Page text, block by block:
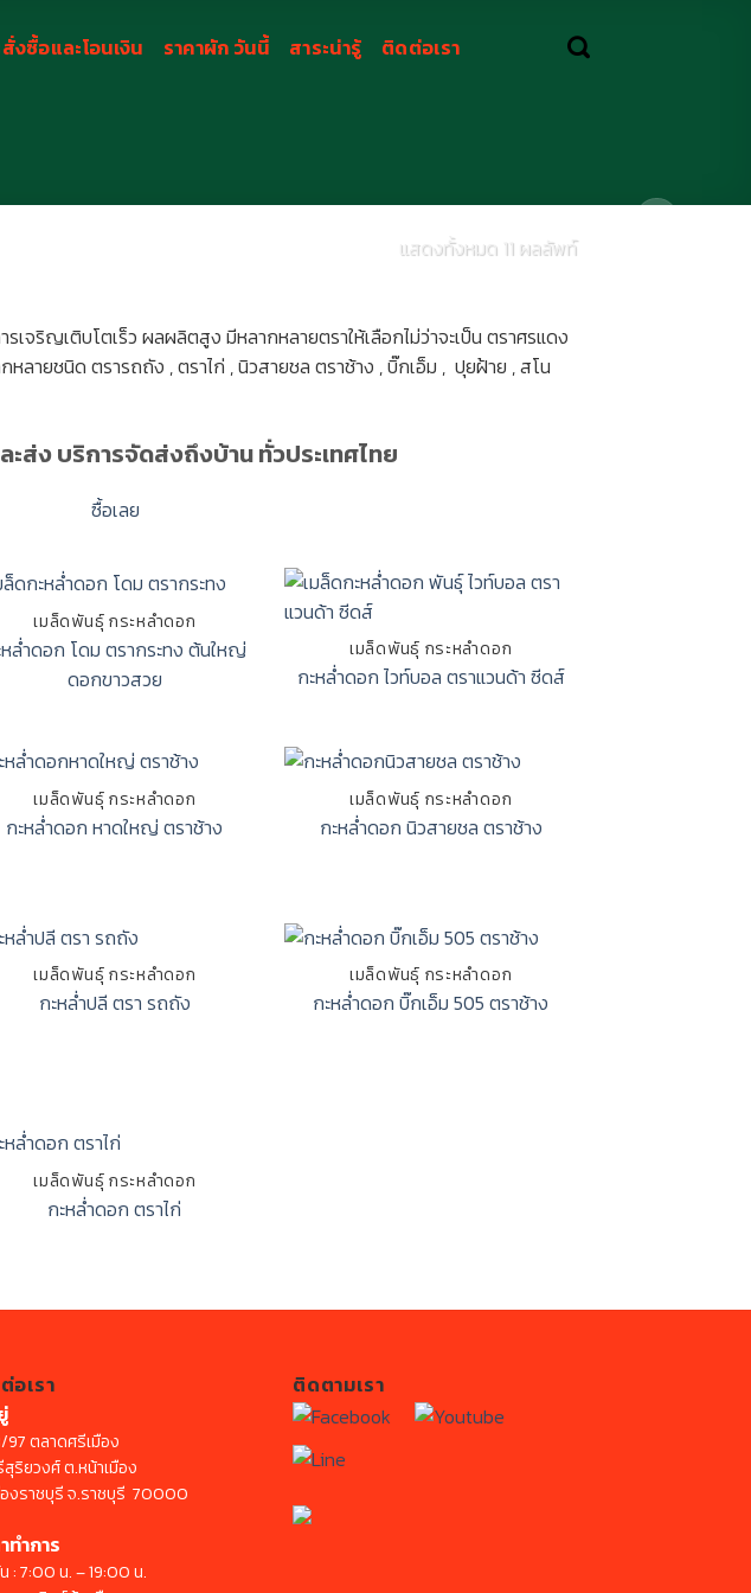
งซื้อและโอนเงิน ราคาผัก วันนี้ สาระน่ารู้ ติดต่อเรา
แสดงทั้งหมด 11 ผลลัพท์
ริญเติบโตเร็ว ผลผลิตสูง มีหลากหลายตราให้เลือกไม่ว่าจะเป็น ตราศรแดง
หลายชนิด ตรารถถัง , ตราไก่ , นิวสายชล ตราช้าง , บิ๊กเอ็ม , ปุยฝ้าย , สโน
ส่ง บริการจัดส่งถึงบ้าน ทั่วประเทศไทย
ซื้อเลย
เมล็ดพันธุ์ กระหล่ำดอก
หล่ำดอก โดม ตรากระทง ต้นใหญ่
ดอกขาวสวย
เมล็ดพันธุ์ กระหล่ำดอก
กะหล่ำดอก ไวท์บอล ตราแวนด้า ซีดส์
เมล็ดพันธุ์ กระหล่ำดอก
กะหล่ำดอก หาดใหญ่ ตราช้าง
เมล็ดพันธุ์ กระหล่ำดอก
กะหล่ำดอก นิวสายชล ตราช้าง
เมล็ดพันธุ์ กระหล่ำดอก
กะหล่ำปลี ตรา รถถัง
เมล็ดพันธุ์ กระหล่ำดอก
กะหล่ำดอก บิ๊กเอ็ม 505 ตราช้าง
เมล็ดพันธุ์ กระหล่ำดอก
กะหล่ำดอก ตราไก่
อเรา
97 ตลาดศรีเมือง
ริยวงศ์ ต.หน้าเมือง
องราชบุรี จ.ราชบุรี 70000
ทำการ
: 7:00 น. – 19:00 น.
ติดตามเรา